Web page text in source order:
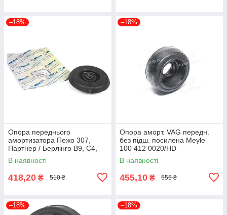
–18%
Опора переднього
амортизатора Пежо 307,
Партнер / Берлінго B9, C4,
C4 Picasso (5038F7) Meyle
11-14 641 0003
В наявності
418,20 ₴ 510 ₴
–18%
Опора аморт. VAG передн.
без підш. посилена Meyle
100 412 0020/HD
В наявності
455,10 ₴ 555 ₴
–18% –18%